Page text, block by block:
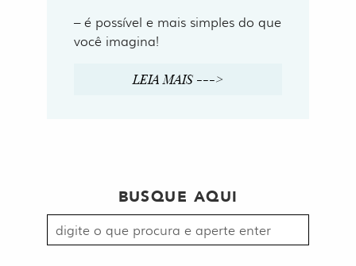
– é possível e mais simples do que
você imagina!
LEIA MAIS --->
BUSQUE AQUI
Procurar
por: